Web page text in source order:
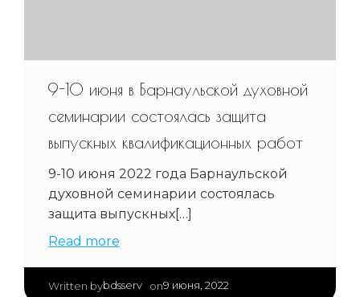
9-10 июня в Барнаульской духовной
семинарии состоялась защита
выпускных квалификационных работ
9-10 июня 2022 года Барнаульской
духовной семинарии состоялась
защита выпускных[…]
Read more
Written bybdsserv on9 июня, 2022